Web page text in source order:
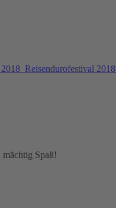
Reisendurofestival 2018
Spaß!